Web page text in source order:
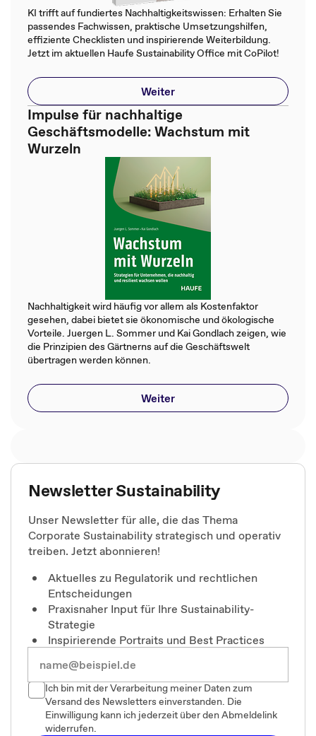
KI trifft auf fundiertes Nachhaltigkeitswissen: Erhalten Sie
passendes Fachwissen, praktische Umsetzungshilfen,
effiziente Checklisten und inspirierende Weiterbildung.
Jetzt im aktuellen Haufe Sustainability Office mit CoPilot!
Weiter
Impulse für nachhaltige
Geschäftsmodelle: Wachstum mit
Wurzeln
Nachhaltigkeit wird häufig vor allem als Kostenfaktor
gesehen, dabei bietet sie ökonomische und ökologische
Vorteile. Juergen L. Sommer und Kai Gondlach zeigen, wie
die Prinzipien des Gärtnerns auf die Geschäftswelt
übertragen werden können.
Weiter
Newsletter Sustainability
Unser Newsletter für alle, die das Thema
Corporate Sustainability strategisch und operativ
treiben. Jetzt abonnieren!
Aktuelles zu Regulatorik und rechtlichen
Entscheidungen
Praxisnaher Input für Ihre Sustainability-
Strategie
Inspirierende Portraits und Best Practices
Ich bin mit der Verarbeitung meiner Daten zum
Versand des Newsletters einverstanden. Die
Einwilligung kann ich jederzeit über den Abmeldelink
widerrufen.